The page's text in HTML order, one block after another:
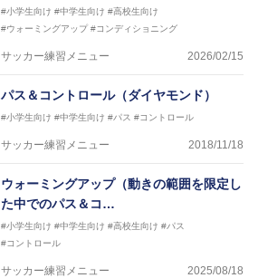
#小学生向け #中学生向け #高校生向け
#ウォーミングアップ #コンディショニング
サッカー練習メニュー 2026/02/15
パス＆コントロール（ダイヤモンド）
#小学生向け #中学生向け #パス #コントロール
サッカー練習メニュー 2018/11/18
ウォーミングアップ（動きの範囲を限定し
た中でのパス＆コ…
#小学生向け #中学生向け #高校生向け #パス
#コントロール
サッカー練習メニュー 2025/08/18